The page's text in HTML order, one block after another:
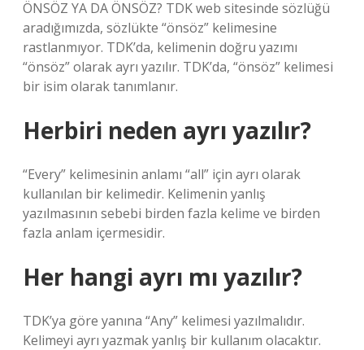
ÖNSÖZ YA DA ÖNSÖZ? TDK web sitesinde sözlüğü
aradığımızda, sözlükte “önsöz” kelimesine
rastlanmıyor. TDK’da, kelimenin doğru yazımı
“önsöz” olarak ayrı yazılır. TDK’da, “önsöz” kelimesi
bir isim olarak tanımlanır.
Herbiri neden ayrı yazılır?
“Every” kelimesinin anlamı “all” için ayrı olarak
kullanılan bir kelimedir. Kelimenin yanlış
yazılmasının sebebi birden fazla kelime ve birden
fazla anlam içermesidir.
Her hangi ayrı mı yazılır?
TDK’ya göre yanına “Any” kelimesi yazılmalıdır.
Kelimeyi ayrı yazmak yanlış bir kullanım olacaktır.